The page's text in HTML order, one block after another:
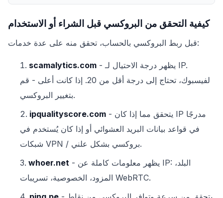
كيفية التحقق من البروكسي قبل الشراء أو الاستخدام
قبل ربط البروكسي بالحساب، تحقق منه على عدة خدمات:
scamalytics.com - يظهر درجة الاحتيال لـ IP.
لفيسبوك، تحتاج إلى درجة أقل من 20. إذا كانت أعلى - قم
بتغيير البروكسي.
ipqualityscore.com - يتحقق مما إذا كان IP مدرجًا
في قواعد بيانات البريد العشوائي أو إذا كان يُستخدم في
شبكات VPN / بروكسي بشكل علني.
whoer.net - يظهر معلومات كاملة عن IP: البلد،
المزود، الخصوصية، تسريبات WebRTC.